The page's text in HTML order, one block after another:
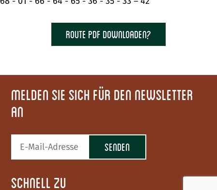
Route PDF downloaden?
Melden Sie sich für den Newsletter
an
Schnell zu